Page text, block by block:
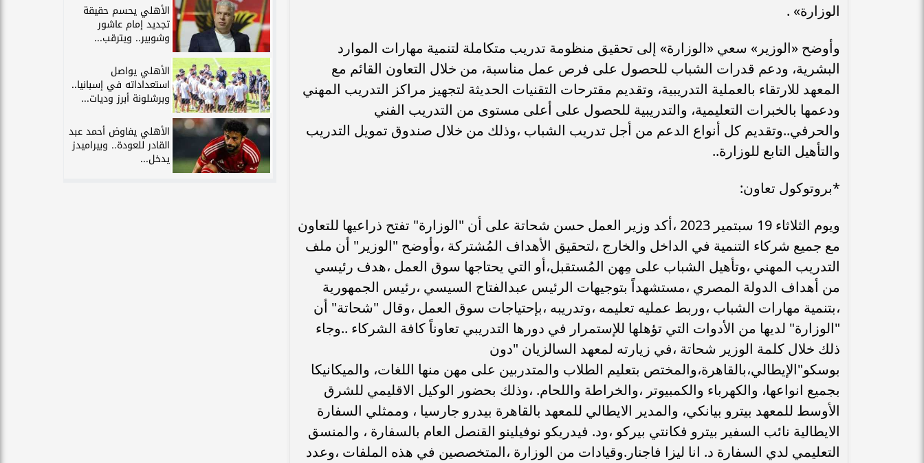
الوزارة» .
وأوضح «الوزير» سعي «الوزارة» إلى تحقيق منظومة تدريب متكاملة لتنمية مهارات الموارد
البشرية، ودعم قدرات الشباب للحصول على فرص عمل مناسبة، من خلال التعاون القائم مع
المعهد للارتقاء بالعملية التدريبية، وتقديم مقترحات التقنيات الحديثة لتجهيز مراكز التدريب المهني
ودعمها بالخبرات التعليمية، والتدريبية للحصول على أعلى مستوى من التدريب الفني
والحرفي..وتقديم كل أنواع الدعم من أجل تدريب الشباب ،وذلك من خلال صندوق تمويل التدريب
والتأهيل التابع للوزارة..
*بروتوكول تعاون:
ويوم الثلاثاء 19 سبتمير 2023 ،أكد وزير العمل حسن شحاتة على أن "الوزارة" تفتح ذراعيها للتعاون
مع جميع شركاء التنمية في الداخل والخارج ،لتحقيق الأهداف المُشتركة ،وأوضح "الوزير" أن ملف
التدريب المهني ،وتأهيل الشباب على مِهن المُستقبل،أو التي يحتاجها سوق العمل ،هدف رئيسي
من أهداف الدولة المصري ،مستشهداً بتوجيهات الرئيس عبدالفتاح السيسي ،رئيس الجمهورية
،بتنمية مهارات الشباب ،وربط عمليه تعليمه ،وتدريبه ،بإحتياجات سوق العمل ،وقال "شحاتة" أن
"الوزارة" لديها من الأدوات التي تؤهلها للإستمرار في دورها التدريبي تعاوناً كافة الشركاء ..وجاء
ذلك خلال كلمة الوزير شحاتة ،في زيارته لمعهد السالزيان "دون
بوسكو"الإيطالي،بالقاهرة،والمختص بتعليم الطلاب والمتدربين على مهن منها اللغات، والميكانيكا
بجميع انواعها، والكهرباء والكمبيوتر ،والخراطة واللحام. ،وذلك بحضور الوكيل الاقليمي للشرق
الأوسط للمعهد بيترو بيانكي، والمدير الايطالي للمعهد بالقاهرة بيدرو جارسيا ، وممثلي السفارة
الايطالية نائب السفير بيترو فكانتي بيركو ،ود. فيدريكو نوفيلينو القنصل العام بالسفارة ، والمنسق
التعليمي لدي السفارة د. انا ليزا فاجنار.وقيادات من الوزارة ،المتخصصين في هذه الملفات ،وعدد
الأهلي يحسم حقيقة
تجديد إمام عاشور
وشوبير.. ويترقب...
الأهلي يواصل
استعداداته في إسبانيا..
وبرشلونة أبرز وديات...
الأهلي يفاوض أحمد عبد
القادر للعودة.. وبيراميدز
يدخل...